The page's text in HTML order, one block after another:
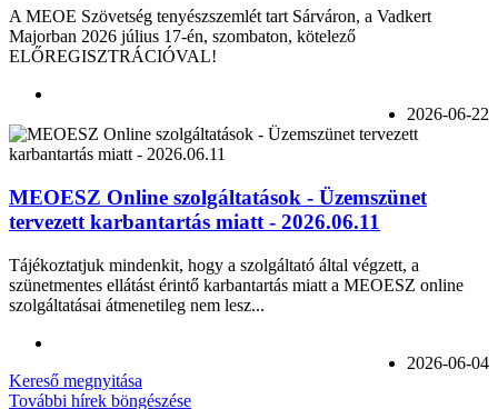
A MEOE Szövetség tenyészszemlét tart Sárváron, a Vadkert
Majorban 2026 július 17-én, szombaton, kötelező
ELŐREGISZTRÁCIÓVAL!
2026-06-22
MEOESZ Online szolgáltatások - Üzemszünet
tervezett karbantartás miatt - 2026.06.11
Tájékoztatjuk mindenkit, hogy a szolgáltató által végzett, a
szünetmentes ellátást érintő karbantartás miatt a MEOESZ online
szolgáltatásai átmenetileg nem lesz...
2026-06-04
Kereső megnyitása
További hírek böngészése